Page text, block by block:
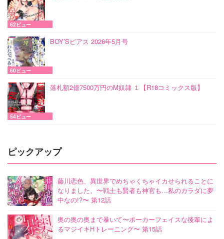
62ビュー
BOY’Sピアス 2026年5月号
60ビュー
落札額2億7500万円のM奴隷 １【R18コミックス版】
54ビュー
ピックアップ
藤川恋色、異世界でめちゃくちゃイカせられることに
なりました。〜戦士も賢者も神官も…私のカラダに夢
中なの!?〜 第12話
奥の奥の奥まで暴いて〜ポーカーフェイスな後輩によ
るマジイキHトレーニング〜 第15話